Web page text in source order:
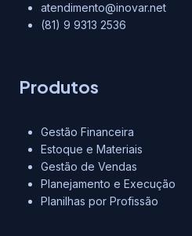
atendimento@inovar.net
(81) 9 9313 2536
Produtos
Gestão Financeira
Estoque e Materiais
Gestão de Vendas
Planejamento e Execução
Planilhas por Profissão